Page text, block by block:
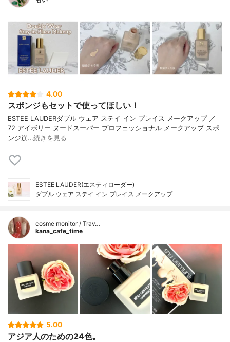
4.00
スポンジもセットで使ってほしい！
ESTEE LAUDERダブル ウェア ステイ イン プレイス メークアップ ／
72 アイボリー ヌードスーパー プロフェッショナル メークアップ スポ
ンジ崩…続きを見る
ESTEE LAUDER(エスティローダー)
ダブル ウェア ステイ イン プレイス メークアップ
cosme monitor / Trav…
kana_cafe_time
5.00
アジア人のための24色。